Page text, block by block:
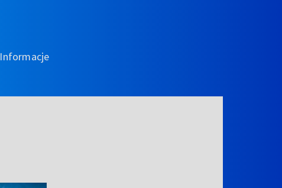
Informacje